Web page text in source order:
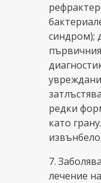
синдром);
редки
като
7.
лечение